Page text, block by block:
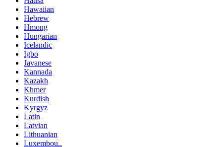
Hawaiian
Hebrew
Hmong
Hungarian
Icelandic
Igbo
Javanese
Kannada
Kazakh
Khmer
Kurdish
Kyrgyz
Latin
Latvian
Lithuanian
Luxembou..